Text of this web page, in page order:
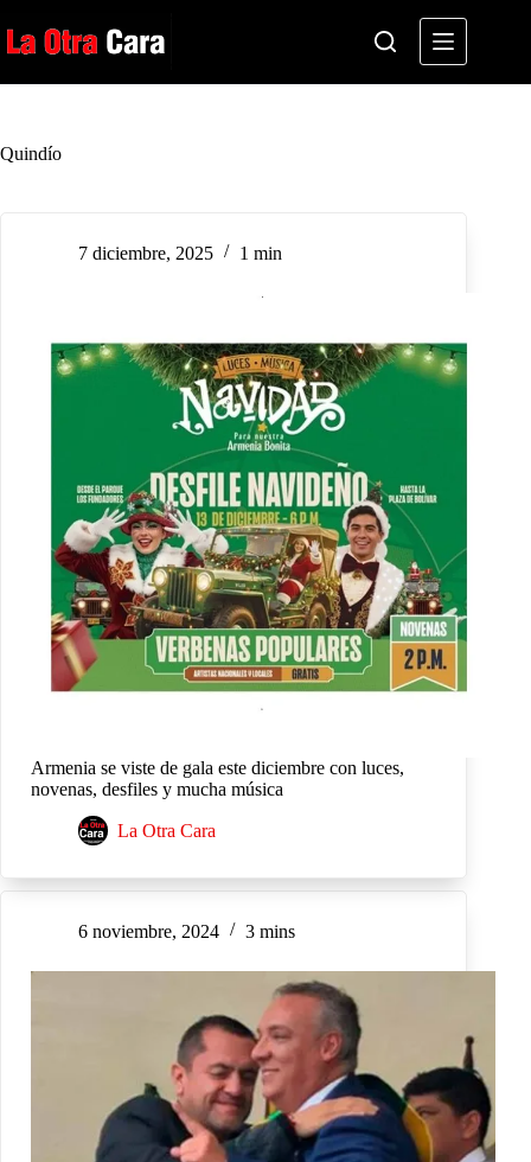
al
contenido
Quindío
7 diciembre, 2025 1 min
Armenia se viste de gala este diciembre con luces,
novenas, desfiles y mucha música
La Otra Cara
6 noviembre, 2024 3 mins